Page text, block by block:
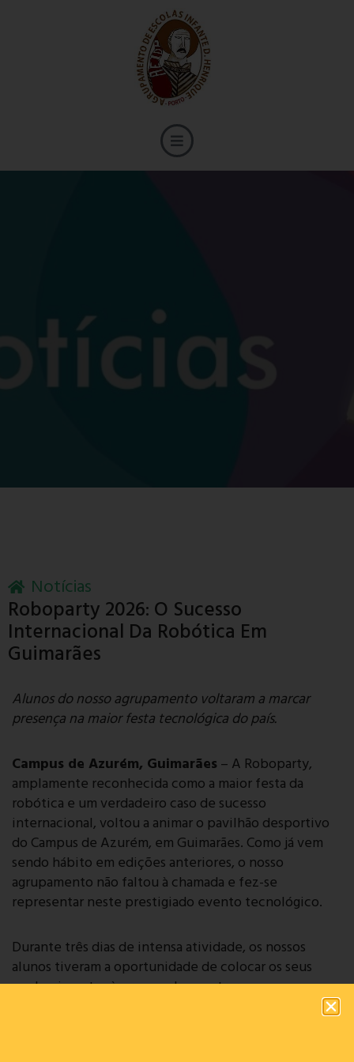
Notícias
Roboparty 2026: O Sucesso
Internacional Da Robótica Em
Guimarães
Alunos do nosso agrupamento voltaram a marcar
presença na maior festa tecnológica do país.
Campus de Azurém, Guimarães – A Roboparty,
amplamente reconhecida como a maior festa da
robótica e um verdadeiro caso de sucesso
internacional, voltou a animar o pavilhão desportivo
do Campus de Azurém, em Guimarães. Como já vem
sendo hábito em edições anteriores, o nosso
agrupamento não faltou à chamada e fez-se
representar neste prestigiado evento tecnológico.
Durante três dias de intensa atividade, os nossos
alunos tiveram a oportunidade de colocar os seus
conhecimentos à prova e demonstrar as suas
competências técnicas, participando ativamente nas